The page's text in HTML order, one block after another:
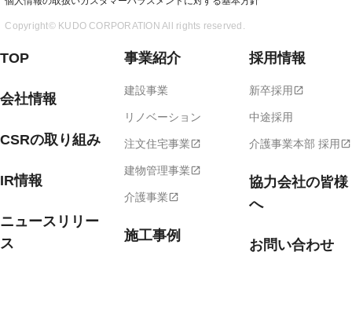
Copyright© KUDO CORPORATION All rights reserved.
TOP
会社情報
CSRの取り組み
IR情報
ニュースリリー
ス
事業紹介
建設事業
リノベーション
注文住宅事業 open_in_new
建物管理事業 open_in_new
介護事業 open_in_new
施工事例
採用情報
新卒採用 open_in_new
中途採用
介護事業本部 採用 open_in_new
協力会社の皆様
へ
お問い合わせ